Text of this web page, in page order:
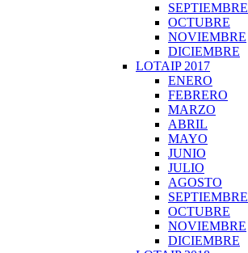
SEPTIEMBRE
OCTUBRE
NOVIEMBRE
DICIEMBRE
LOTAIP 2017
ENERO
FEBRERO
MARZO
ABRIL
MAYO
JUNIO
JULIO
AGOSTO
SEPTIEMBRE
OCTUBRE
NOVIEMBRE
DICIEMBRE